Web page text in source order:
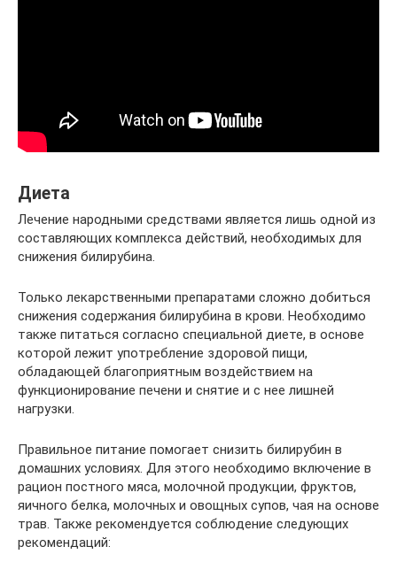
Диета
Лечение народными средствами является лишь одной из
составляющих комплекса действий, необходимых для
снижения билирубина.
Только лекарственными препаратами сложно добиться
снижения содержания билирубина в крови. Необходимо
также питаться согласно специальной диете, в основе
которой лежит употребление здоровой пищи,
обладающей благоприятным воздействием на
функционирование печени и снятие и с нее лишней
нагрузки.
Правильное питание помогает снизить билирубин в
домашних условиях. Для этого необходимо включение в
рацион постного мяса, молочной продукции, фруктов,
яичного белка, молочных и овощных супов, чая на основе
трав. Также рекомендуется соблюдение следующих
рекомендаций: